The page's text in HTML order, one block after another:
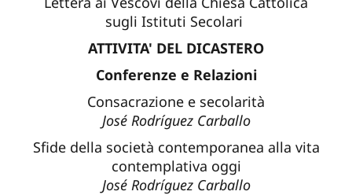
sugli Istituti Secolari
ATTIVITA' DEL DICASTERO
Conferenze e Relazioni
Consacrazione e secolarità
José Rodríguez Carballo
Sfide della società contemporanea alla vita
contemplativa oggi
José Rodríguez Carballo